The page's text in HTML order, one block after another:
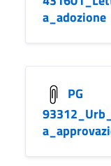
a_adozione
PG